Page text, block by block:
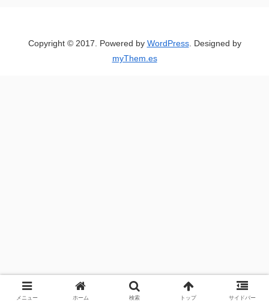
Copyright © 2017. Powered by WordPress. Designed by
myThem.es
メニュー ホーム 検索 トップ サイドバー